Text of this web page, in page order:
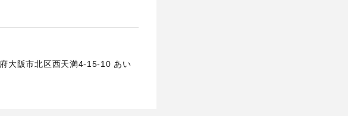
大阪市北区西天満4-15-10 あい